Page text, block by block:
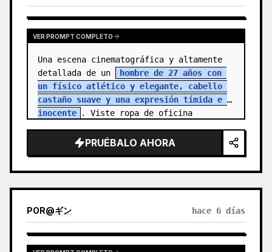
VER PROMPT COMPLETO
Una escena cinematográfica y altamente
detallada de un
hombre de 27 años con
un físico atlético y elegante, cabello
castaño suave y una expresión tímida e
inocente
. Viste ropa de oficina
PRUÉBALO AHORA
POR@ギン hace 6 días